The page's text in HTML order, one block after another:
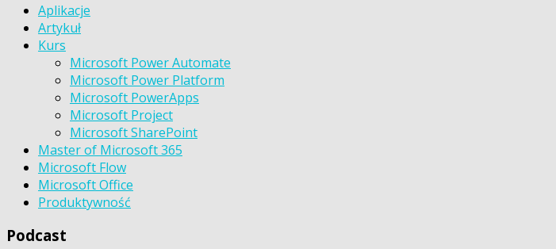
Aplikacje
Artykuł
Kurs
Microsoft Power Automate
Microsoft Power Platform
Microsoft PowerApps
Microsoft Project
Microsoft SharePoint
Master of Microsoft 365
Microsoft Flow
Microsoft Office
Produktywność
Podcast